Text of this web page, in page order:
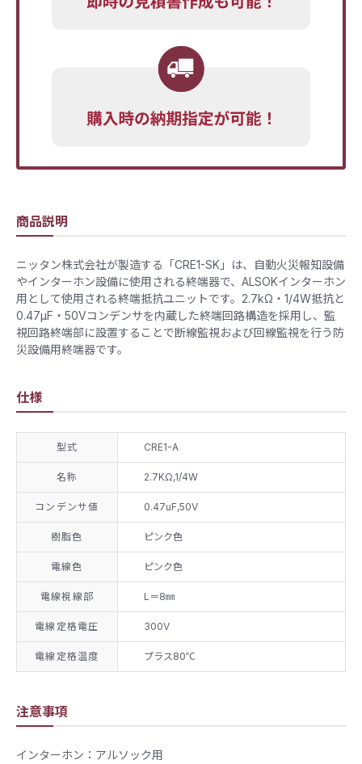
商品説明
ニッタン株式会社が製造する「CRE1-SK」は、自動火災報知設備
やインターホン設備に使用される終端器で、ALSOKインターホン
用として使用される終端抵抗ユニットです。2.7kΩ・1/4W抵抗と
0.47μF・50Vコンデンサを内蔵した終端回路構造を採用し、監
視回路終端部に設置することで断線監視および回線監視を行う防
災設備用終端器です。
仕様
型式 CRE1-A
名称 2.7KΩ,1/4W
コンデンサ値 0.47uF,50V
樹脂色 ピンク色
電線色 ピンク色
電線視線部 L＝8㎜
電線定格電圧 300V
電線定格温度 プラス80℃
注意事項
インターホン：アルソック用